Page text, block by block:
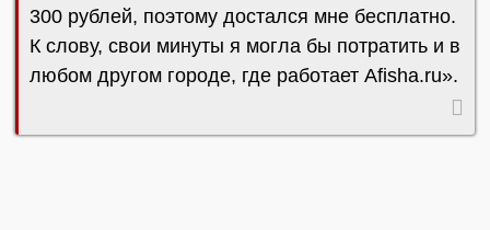
300 рублей, поэтому достался мне бесплатно.
К слову, свои минуты я могла бы потратить и в
любом другом городе, где работает Afisha.ru».